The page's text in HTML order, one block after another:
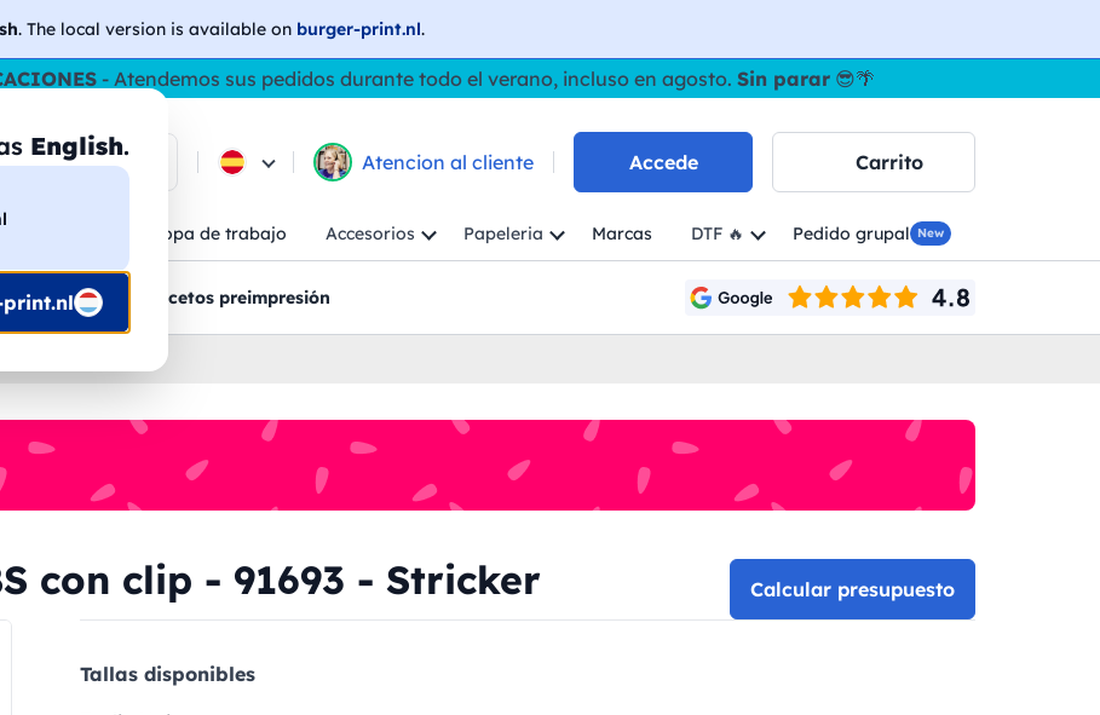
. The local version is available on burger-print.nl.
English.
- Atendemos sus pedidos durante todo el verano, incluso en agosto. Sin parar😎🌴
los productos Atencion al cliente Accede Carrito
Ropa de trabajo Accesorios Papeleria Marcas DTF 🔥 Pedido grupal New
al cliente Bocetos preimpresión
con clip - 91693 - Stricker Calcular presupuesto
Tallas disponibles